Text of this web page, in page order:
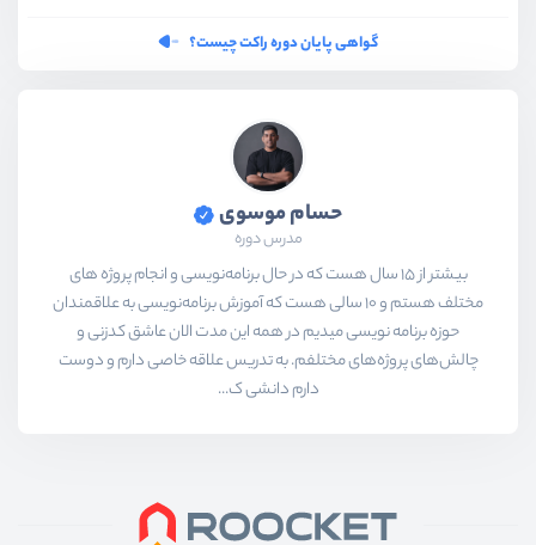
گواهی پایان دوره راکت چیست؟
حسام موسوی
مدرس دوره
بیشتر از ۱۵ سال هست که در حال برنامه‌نویسی و انجام پروژه های
مختلف هستم و ۱۰ سالی هست که آموزش برنامه‌نویسی به علاقمندان
حوزه برنامه نویسی میدیم در همه این مدت الان عاشق کدزنی و
چالش‌های پروژه‌های مختلفم. به تدریس علاقه خاصی دارم و دوست
دارم دانشی ک...